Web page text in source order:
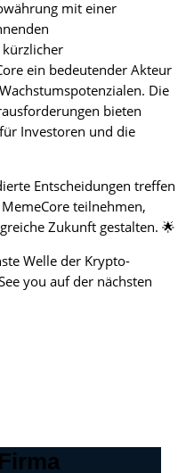
mit einer
ein bedeutender Akteur
Die
bieten
Investoren und die
Entscheidungen treffen
teilnehmen,
Zukunft gestalten. 🌟
Welle der Krypto-
you auf der nächsten